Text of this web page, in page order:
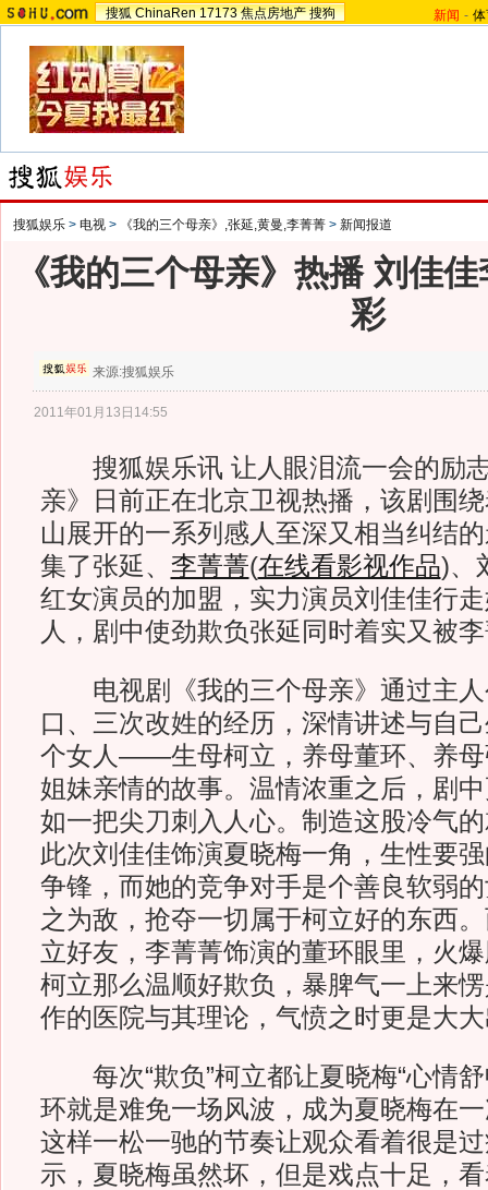
搜狐 ChinaRen 17173 焦点房地产 搜狗 新闻 -
搜狐娱乐 > 电视 > 《我的三个母亲》,张延,黄曼,李菁菁 > 新闻报道
《我的三个母亲》热播 刘佳
彩
来源:搜狐娱乐
2011年01月13日14:55
搜狐娱乐讯 让人眼泪流一会的励
亲》日前正在北京卫视热播，该剧围
山展开的一系列感人至深又相当纠结
集了张延、 李菁菁(在线看影视作品)、
红女演员的加盟，实力演员刘佳佳行
人，剧中使劲欺负张延同时着实又被
电视剧《我的三个母亲》通过主人
口、三次改姓的经历，深情讲述与自
个女人——生母柯立，养母董环、养母
姐妹亲情的故事。温情浓重之后，剧
如一把尖刀刺入人心。制造这股冷气
此次刘佳佳饰演夏晓梅一角，生性要
争锋，而她的竞争对手是个善良软弱
之为敌，抢夺一切属于柯立好的东西
立好友，李菁菁饰演的董环眼里，火
柯立那么温顺好欺负，暴脾气一上来
作的医院与其理论，气愤之时更是大
每次“欺负”柯立都让夏晓梅“心情舒
环就是难免一场风波，成为夏晓梅在一
这样一松一驰的节奏让观众看着很是
示，夏晓梅虽然坏，但是戏点十足，